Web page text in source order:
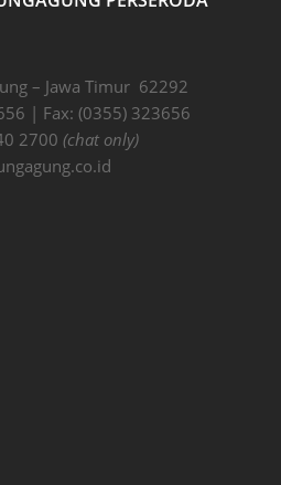
– Jawa Timur 62292
| Fax: (0355) 323656
2700 (chat only)